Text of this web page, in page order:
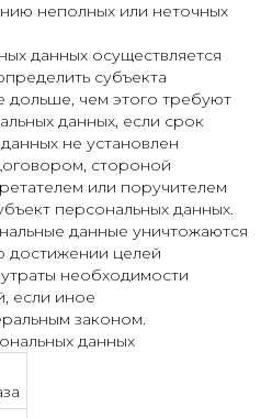
неполных или неточных
данных осуществляется
субъекта
дольше, чем этого требуют
данных, если срок
не установлен
стороной
или поручителем
персональных данных.
данные уничтожаются
достижении целей
необходимости
если иное
законом.
данных